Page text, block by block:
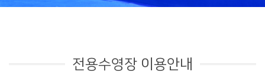
전용수영장 이용안내